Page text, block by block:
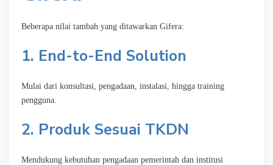
Beberapa nilai tambah yang ditawarkan Gifera:
1. End-to-End Solution
Mulai dari konsultasi, pengadaan, instalasi, hingga training
pengguna.
2. Produk Sesuai TKDN
Mendukung kebutuhan pengadaan pemerintah dan institusi